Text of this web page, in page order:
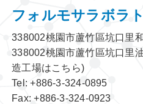
フォルモサラボラ
338002桃園市蘆竹區坑口里
338002桃園市蘆竹區坑口里
造工場はこちら)
Tel:+886-3-324-0895
Fax: +886-3-324-0923